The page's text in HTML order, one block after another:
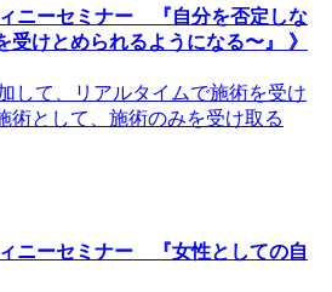
ィニーセミナー 『自分を否定しな
受けとめられるようになる〜』 》
して、リアルタイムで施術を受け
術として、施術のみを受け取る
ィニーセミナー 『女性としての自